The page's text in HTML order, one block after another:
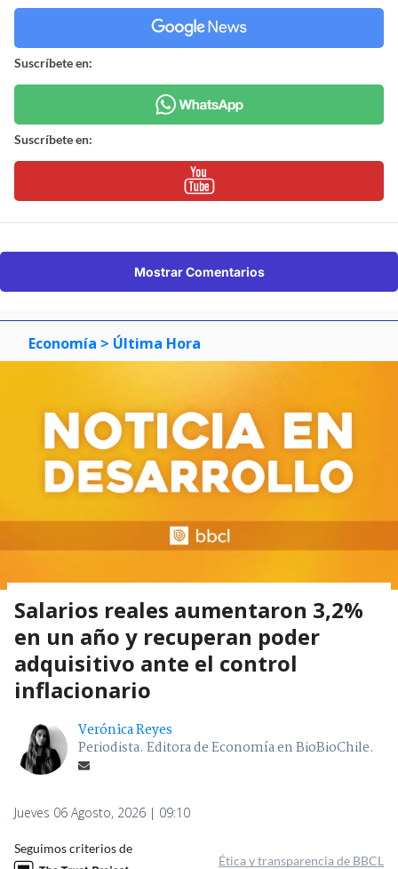
Suscríbete en:
Suscríbete en:
Mostrar Comentarios
Economía > Última Hora
Salarios reales aumentaron 3,2%
en un año y recuperan poder
adquisitivo ante el control
inflacionario
Verónica Reyes
Periodista. Editora de Economía en BioBioChile.
Jueves 06 Agosto, 2026 | 09:10
Seguimos criterios de
Ética y transparencia de BBCL